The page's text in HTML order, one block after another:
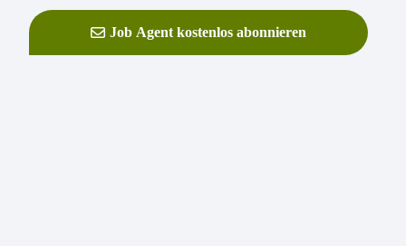
Job Agent kostenlos abonnieren